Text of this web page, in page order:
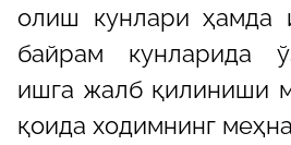
олиш кунлари ҳамда
байрам кунларида
ишга жалб қилиниши
қоида ходимнинг